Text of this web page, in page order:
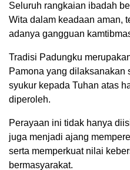
Seluruh rangkaian ibadah
Wita dalam keadaan aman,
adanya gangguan
Tradisi Padungku
Pamona yang dilaksanakan
syukur kepada Tuhan atas
diperoleh.
Perayaan ini tidak hanya
juga menjadi ajang
serta memperkuat nilai
bermasyarakat.